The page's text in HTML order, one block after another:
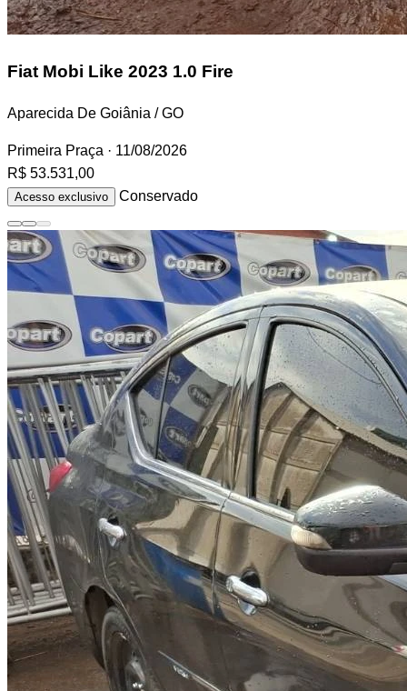
Fiat Mobi Like 2023 1.0 Fire
Aparecida De Goiânia / GO
Primeira Praça · 11/08/2026
R$ 53.531,00
Acesso exclusivo Conservado